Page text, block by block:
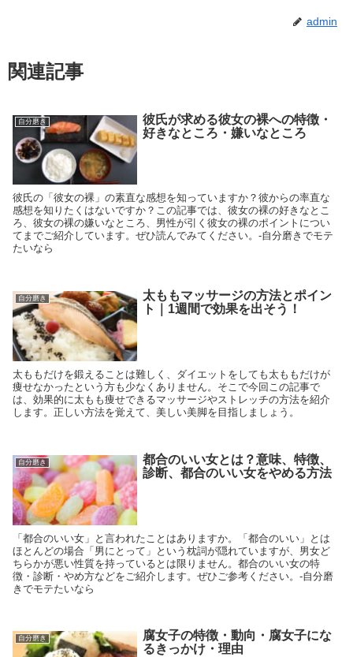
admin
関連記事
自分磨き
彼氏が求める彼女の裸への特徴・
好きなところ・嫌いなところ
彼氏の「彼女の裸」の素直な感想を知っていますか？彼からの率直な
感想を知りたくはないですか？この記事では、彼女の裸の好きなとこ
ろ、彼女の裸の嫌いなところ、男性が引く彼女の裸のポイントについ
てまでご紹介しています。ぜひ読んでみてください。-自分磨きでモテ
たいなら
自分磨き
太ももマッサージの方法とポイン
ト｜1週間で効果を出そう！
太ももだけを鍛えることは難しく、ダイエットをしても太ももだけが
痩せなかったという方も少なくありません。そこで今回この記事で
は、効果的に太もも痩せできるマッサージやストレッチの方法を紹介
します。正しい方法を覚えて、美しい美脚を目指しましょう。
自分磨き
都合のいい女とは？意味、特徴、
診断、都合のいい女をやめる方法
「都合のいい女」と言われたことはありますか。「都合のいい」とは
ほとんどの場合「男にとって」という枕詞が隠れていますが、男女ど
ちらかが悪い性質を持っているとは限りません。都合のいい女の特
徴・診断・やめ方などをご紹介します。ぜひご参考ください。-自分磨
きでモテたいなら
自分磨き
腐女子の特徴・動向・腐女子にな
るきっかけ・理由